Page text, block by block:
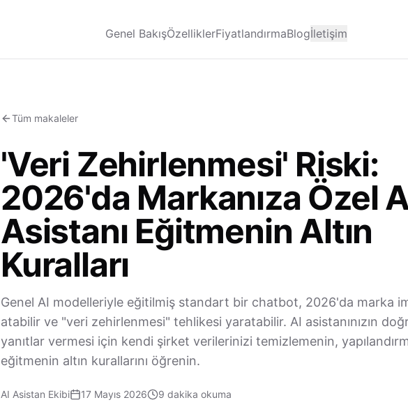
Genel BakışÖzelliklerFiyatlandırmaBlogİletişim
Tüm makaleler
'Veri Zehirlenmesi' Riski:
2026'da Markanıza Özel
Asistanı Eğitmenin Altın
Kuralları
Genel AI modelleriyle eğitilmiş standart bir chatbot, 2026'da marka
atabilir ve "veri zehirlenmesi" tehlikesi yaratabilir. AI asistanınızın
yanıtlar vermesi için kendi şirket verilerinizi temizlemenin,
eğitmenin altın kurallarını öğrenin.
AI Asistan Ekibi 17 Mayıs 2026 9 dakika okuma